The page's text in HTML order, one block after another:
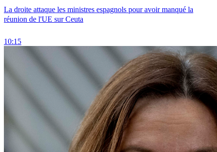
La droite attaque les ministres espagnols pour avoir manqué la
réunion de l'UE sur Ceuta
10:15